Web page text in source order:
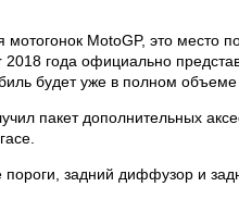
MotoGP, это место
года официально
будет уже в полном
пакет дополнительных
задний диффузор и